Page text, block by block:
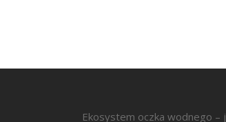
Ekosystem oczka wodnego –